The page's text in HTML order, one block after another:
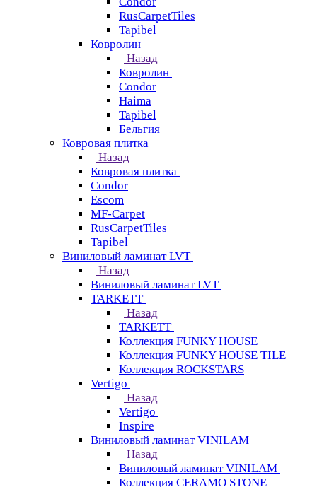
RusCarpetTiles
Tapibel
Ковролин
Назад
Ковролин
Condor
Haima
Tapibel
Бельгия
Ковровая плитка
Назад
Ковровая плитка
Condor
Escom
MF-Carpet
RusCarpetTiles
Tapibel
Виниловый ламинат LVT
Назад
Виниловый ламинат LVT
TARKETT
Назад
TARKETT
Коллекция FUNKY HOUSE
Коллекция FUNKY HOUSE TILE
Коллекция ROCKSTARS
Vertigo
Назад
Vertigo
Inspire
Виниловый ламинат VINILAM
Назад
Виниловый ламинат VINILAM
Коллекция CERAMO STONE